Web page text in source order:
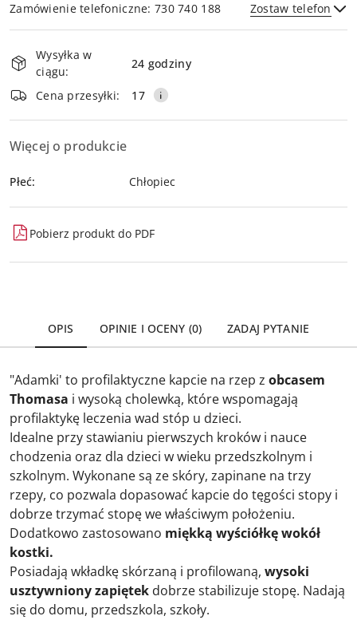
Zamówienie telefoniczne: 730 740 188 Zostaw telefon
i
dostawa
Wysyłka w
ciągu:
24 godziny
Cena przesyłki: 17
Więcej o produkcie
Płeć: Chłopiec
Pobierz produkt do PDF
OPIS OPINIE I OCENY (0) ZADAJ PYTANIE
"Adamki' to profilaktyczne kapcie na rzep z obcasem
Thomasa i wysoką cholewką, które wspomagają
profilaktykę leczenia wad stóp u dzieci.
Idealne przy stawianiu pierwszych kroków i nauce
chodzenia oraz dla dzieci w wieku przedszkolnym i
szkolnym. Wykonane są ze skóry, zapinane na trzy
rzepy, co pozwala dopasować kapcie do tęgości stopy i
dobrze trzymać stopę we właściwym położeniu.
Dodatkowo zastosowano miękką wyściółkę wokół
kostki.
Posiadają wkładkę skórzaną i profilowaną, wysoki
usztywniony zapiętek dobrze stabilizuje stopę. Nadają
się do domu, przedszkola, szkoły.